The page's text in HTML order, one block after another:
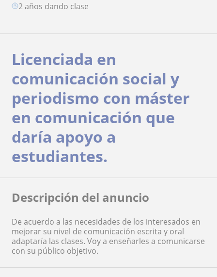
2 años dando clase
Licenciada en
comunicación social y
periodismo con máster
en comunicación que
daría apoyo a
estudiantes.
Descripción del anuncio
De acuerdo a las necesidades de los interesados en
mejorar su nivel de comunicación escrita y oral
adaptaría las clases. Voy a enseñarles a comunicarse
con su público objetivo.